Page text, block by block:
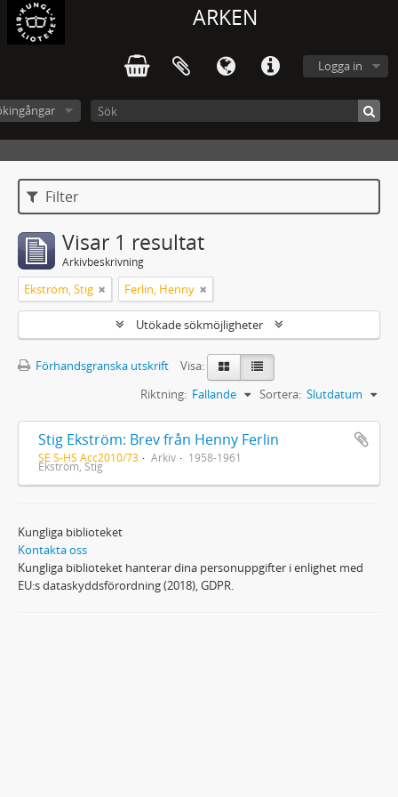
ARKEN
Logga in
Filter
Visar 1 resultat
Arkivbeskrivning
Ekström, Stig Ferlin, Henny
Utökade sökmöjligheter
Förhandsgranska utskrift
Visa:
Sortera: Slutdatum
Riktning: Fallande
Stig Ekström: Brev från Henny Ferlin
SE S-HS Acc2010/73 Arkiv 1958-1961
Ekström, Stig
Kungliga biblioteket
Kontakta oss
Kungliga biblioteket hanterar dina personuppgifter i enlighet med
EU:s dataskyddsförordning (2018), GDPR.